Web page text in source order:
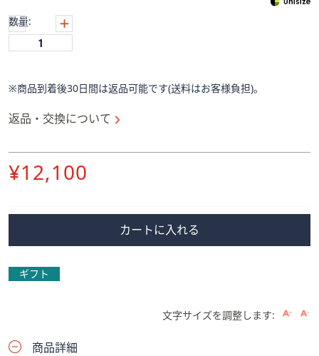
数量:
※商品到着後30日間は返品可能です(送料はお客様負担)。
返品・交換について
削
¥12,100
カートに入れる
ギフト
文字サイズを調整します:
商品詳細